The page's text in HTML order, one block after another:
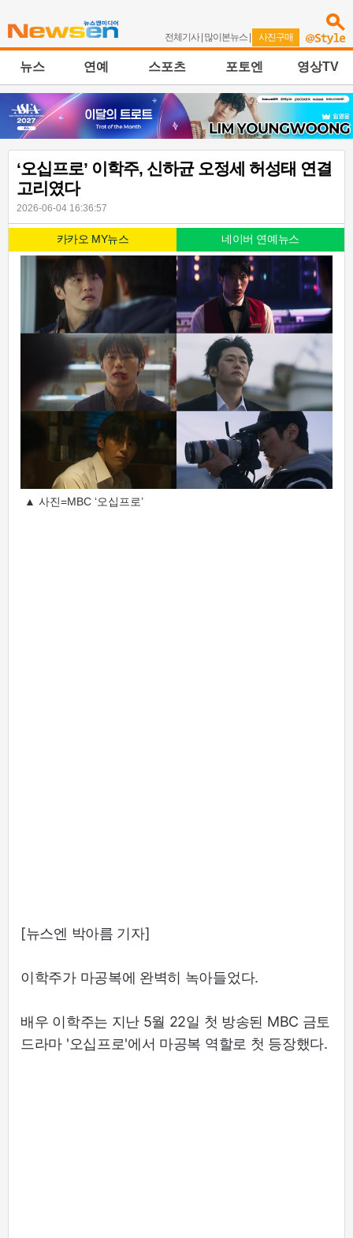
전체기사| 많이본뉴스 | 사진구매
뉴스 연예 스포츠 포토엔 영상TV
‘오십프로’ 이학주, 신하균 오정세 허성태 연결
고리였다
2026-06-04 16:36:57
카카오 MY뉴스 네이버 연예뉴스
▲ 사진=MBC ‘오십프로’
[뉴스엔 박아름 기자]
이학주가 마공복에 완벽히 녹아들었다.
배우 이학주는 지난 5월 22일 첫 방송된 MBC 금토
드라마 '오십프로'에서 마공복 역할로 첫 등장했다.